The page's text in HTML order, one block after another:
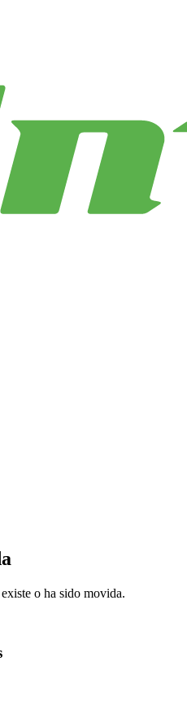
o ha sido movida.